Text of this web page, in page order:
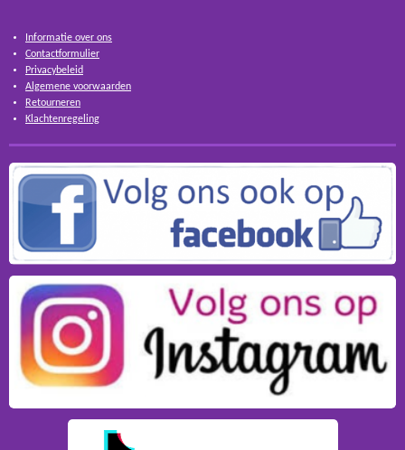
Informatie over ons
Contactformulier
Privacybeleid
Algemene voorwaarden
Retourneren
Klachtenregeling